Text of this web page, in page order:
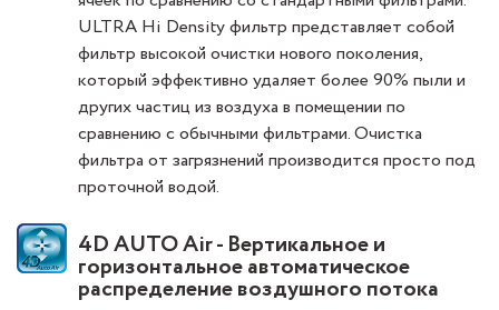
ULTRA Hi Density фильтр представляет собой
фильтр высокой очистки нового поколения,
который эффективно удаляет более 90% пыли и
других частиц из воздуха в помещении по
сравнению с обычными фильтрами. Очистка
фильтра от загрязнений производится просто под
проточной водой.
4D AUTO Air - Вертикальное и
горизонтальное автоматическое
распределение воздушного потока